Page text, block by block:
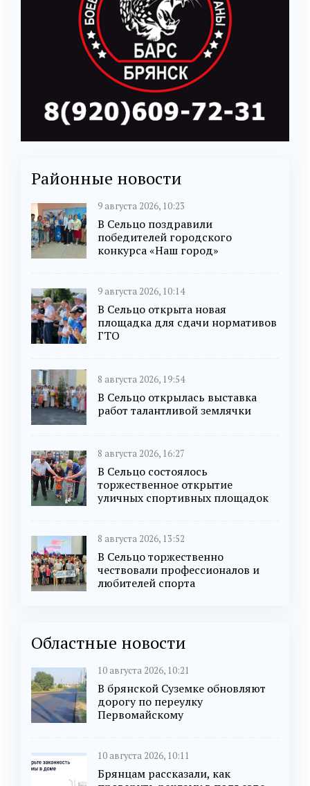
Районные новости
9 августа 2026, 10:23
В Сельцо поздравили
победителей городского
конкурса «Наш город»
9 августа 2026, 10:14
В Сельцо открыта новая
площадка для сдачи нормативов
ГТО
8 августа 2026, 19:54
В Сельцо открылась выставка
работ талантливой землячки
8 августа 2026, 16:27
В Сельцо состоялось
торжественное открытие
уличных спортивных площадок
8 августа 2026, 13:52
В Сельцо торжественно
чествовали профессионалов и
любителей спорта
Областные новости
10 августа 2026, 10:21
В брянской Суземке обновляют
дорогу по переулку
Первомайскому
10 августа 2026, 10:11
Брянцам рассказали, как